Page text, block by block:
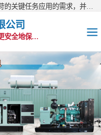
公司
更强地电力输出、更快地启动供电、更安全地保护功能